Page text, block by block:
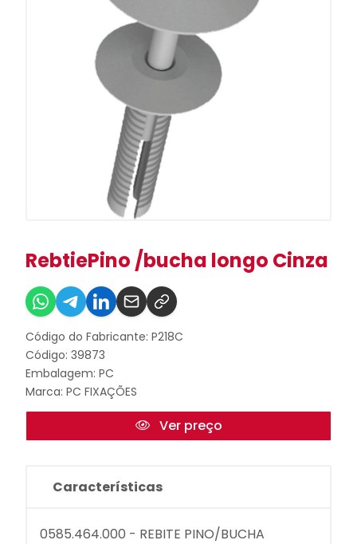
RebtiePino /bucha longo Cinza
Código do Fabricante: P218C
Código: 39873
Embalagem: PC
Marca: PC FIXAÇÕES
Ver preço
Características
0585.464.000 - REBITE PINO/BUCHA